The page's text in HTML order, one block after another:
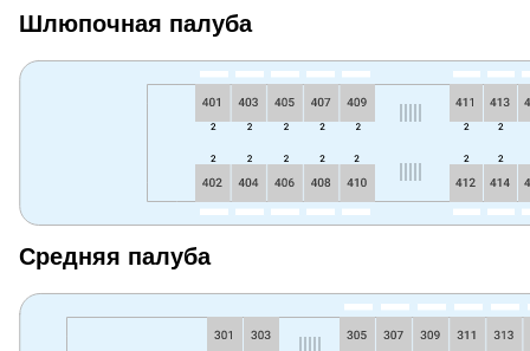
Шлюпочная палуба
Средняя палуба